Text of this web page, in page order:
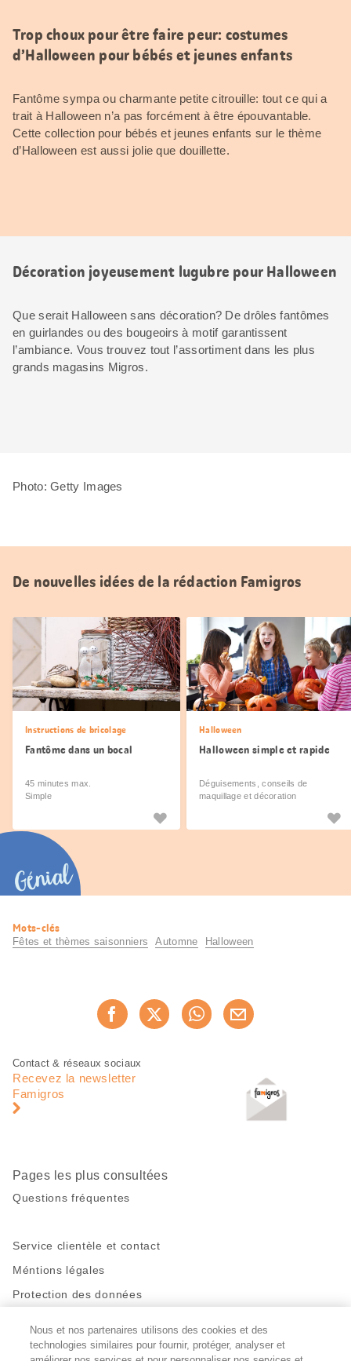
Trop choux pour être faire peur: costumes
d’Halloween pour bébés et jeunes enfants
Fantôme sympa ou charmante petite citrouille: tout ce qui a
trait à Halloween n’a pas forcément à être épouvantable.
Cette collection pour bébés et jeunes enfants sur le thème
d’Halloween est aussi jolie que douillette.
Décoration joyeusement lugubre pour Halloween
Que serait Halloween sans décoration? De drôles fantômes
en guirlandes ou des bougeoirs à motif garantissent
l’ambiance. Vous trouvez tout l’assortiment dans les plus
grands magasins Migros.
Photo: Getty Images
De nouvelles idées de la rédaction Famigros
Instructions de bricolage
Fantôme dans un bocal
45 minutes max.
Simple
Halloween
Halloween simple et rapide
Déguisements, conseils de
maquillage et décoration
Génial
Informations
utiles
Mots-clés
Fêtes et thèmes saisonniers Automne Halloween
Recommander maintenant
Pied
page
Navigation
pied
Contact & réseaux sociaux
Recevez la newsletter
Famigros
Pages les plus consultées
Questions fréquentes
Service clientèle et contact
Méntions légales
Protection des données
Restez en contact!
Nous et nos partenaires utilisons des cookies et des
technologies similaires pour fournir, protéger, analyser et